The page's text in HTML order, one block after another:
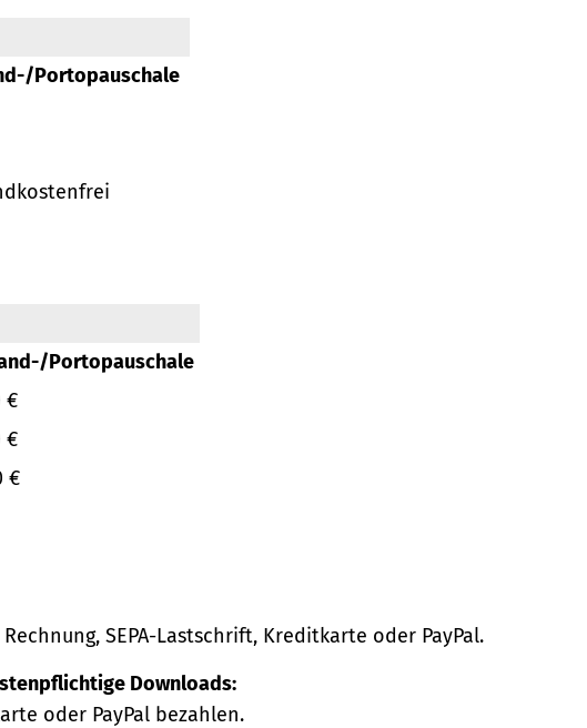
Portopauschale
Portopauschale
€
€
€
SEPA-Lastschrift, Kreditkarte oder PayPal.
Downloads:
oder PayPal bezahlen.